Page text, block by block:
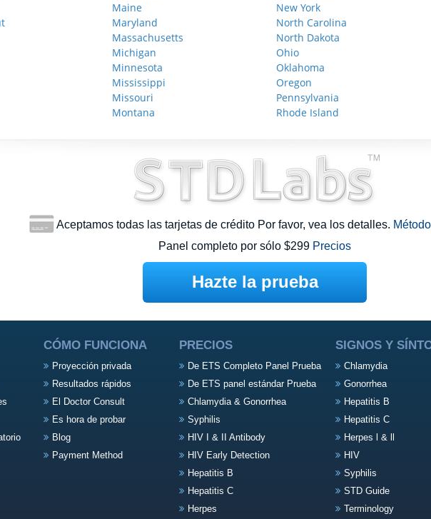
Maine
Maryland
Massachusetts
Michigan
Minnesota
Mississippi
Missouri
Montana
New York
North Carolina
North Dakota
Ohio
Oklahoma
Oregon
Pennsylvania
Rhode Island
Aceptamos todas las tarjetas de crédito Por favor, vea los detalles.
Panel completo por sólo $299 Precios
Hazte la prueba
CÓMO FUNCIONA
Proyección privada
Resultados rápidos
El Doctor Consult
Es hora de probar
Blog
Payment Method
PRECIOS
De ETS Completo Panel Prueba
De ETS panel estándar Prueba
Chlamydia & Gonorrhea
Syphilis
HIV I & II Antibody
HIV Early Detection
Hepatitis B
Hepatitis C
Herpes
SIGNOS Y
Chlamydia
Gonorrhea
Hepatitis B
Hepatitis C
Herpes l & ll
HIV
Syphilis
STD Guide
Terminology